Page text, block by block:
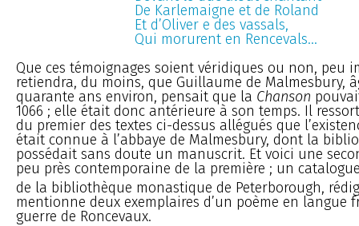
De Karlemaigne et de Roland
Et d’Oliver e des vassals,
Qui morurent en Rencevals...
Que ces témoignages soient véridiques ou non, peu
retiendra, du moins, que Guillaume de Malmesbury,
quarante ans environ, pensait que la Chanson
1066 ; elle était donc antérieure à son temps. Il
du premier des textes ci-dessus allégués que
était connue à l’abbaye de Malmesbury, dont la
possédait sans doute un manuscrit. Et voici une
peu près contemporaine de la première ; un
de la bibliothèque monastique de Peterborough,
mentionne deux exemplaires d’un poème en langue
guerre de Roncevaux.